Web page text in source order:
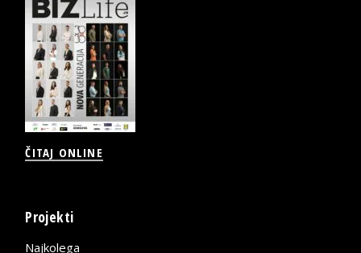
ČITAJ ONLINE
Projekti
Najkolega